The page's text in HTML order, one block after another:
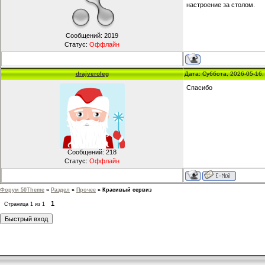
Сообщений: 2019
Статус: Оффлайн
настроение за столом.
drajveroleg Дата: Суббота, 2026-05-
Сообщений: 218
Статус: Оффлайн
Спасибо
Форум 50Theme » Раздел » Прочее » Красивый сервиз
Страница 1 из 1
1